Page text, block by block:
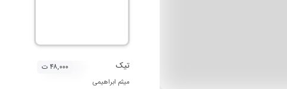
تیک
میثم ابراهیمی
۴۸,۰۰۰ ت